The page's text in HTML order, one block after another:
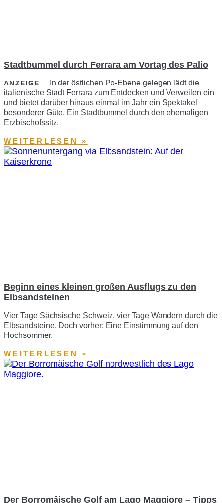
Stadtbummel durch Ferrara am Vortag des Palio
ANZEIGE
In der östlichen Po-Ebene gelegen lädt die
italienische Stadt Ferrara zum Entdecken und Verweilen ein
und bietet darüber hinaus einmal im Jahr ein Spektakel
besonderer Güte. Ein Stadtbummel durch den ehemaligen
Erzbischofssitz.
WEITERLESEN »
Beginn eines kleinen großen Ausflugs zu den
Elbsandsteinen
Vier Tage Sächsische Schweiz, vier Tage Wandern durch die
Elbsandsteine. Doch vorher: Eine Einstimmung auf den
Hochsommer.
WEITERLESEN »
Der Borromäische Golf am Lago Maggiore – Tipps